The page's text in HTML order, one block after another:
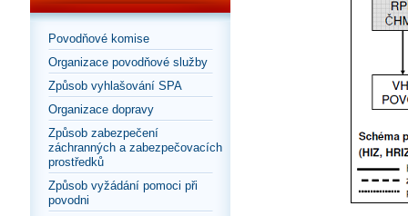
Povodňové komise
Organizace povodňové služby
Způsob vyhlašování SPA
Organizace dopravy
Způsob zabezpečení
záchranných a zabezpečovacích
prostředků
Způsob vyžádání pomoci při
povodni